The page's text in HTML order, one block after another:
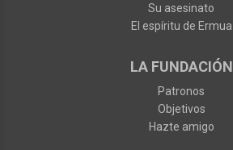
Su asesinato
El espíritu de Ermua
LA FUNDACIÓN
Patronos
Objetivos
Hazte amigo